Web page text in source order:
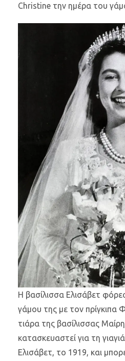
Christine την ημέρα του
Η βασίλισσα Ελισάβετ
γάμου της με τον πρίγκιπα
τιάρα της βασίλισσας
κατασκευαστεί για τη
Ελισάβετ, το 1919, και